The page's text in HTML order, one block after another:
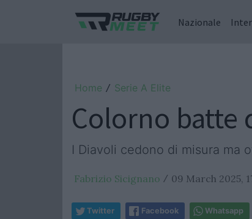
Nazionale
Home / Serie A Elite
Colorno batte
I Diavoli cedono di misura ma
Fabrizio Sicignano / 09 March 2025,
Twitter Facebook Whatsapp